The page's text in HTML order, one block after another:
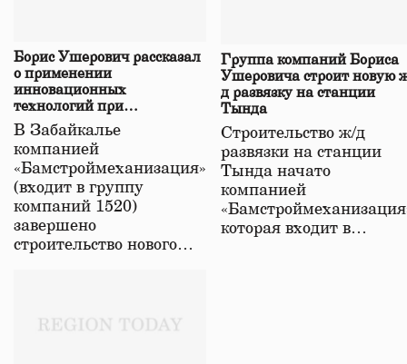
Борис Ушерович рассказал
о применении
инновационных
технологий при
строительстве нового моста
в Забайкалье
В Забайкалье
компанией
«Бамстроймеханизация»
(входит в группу
компаний 1520)
завершено
строительство нового…
Группа компаний Бориса
Ушеровича строит новую
д развязку на станции
Тында
Строительство ж/д
развязки на станции
Тында начато
компанией
которая входит в…